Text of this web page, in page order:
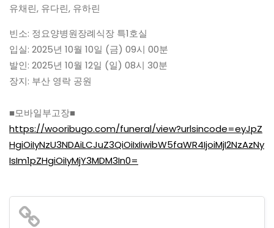
유채린, 유다린, 유하린
빈소: 정요양병원장례식장 특1호실
입실: 2025년 10월 10일 (금) 09시 00분
발인: 2025년 10월 12일 (일) 08시 30분
장지: 부산 영락 공원
■모바일부고장■
https://wooribugo.com/funeral/view?urlsincode=eyJpZ
HgiOiIyNzU3NDAiLCJuZ3QiOiIxIiwibW5faWR4IjoiMjI2NzAzNy
IsIm1pZHgiOiIyMjY3MDM3In0=